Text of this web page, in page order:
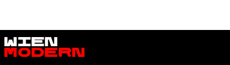
Wien
Modern